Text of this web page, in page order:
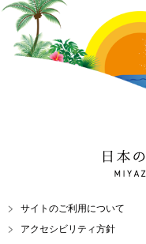
日本の
サイトのご利用について
アクセシビリティ方針